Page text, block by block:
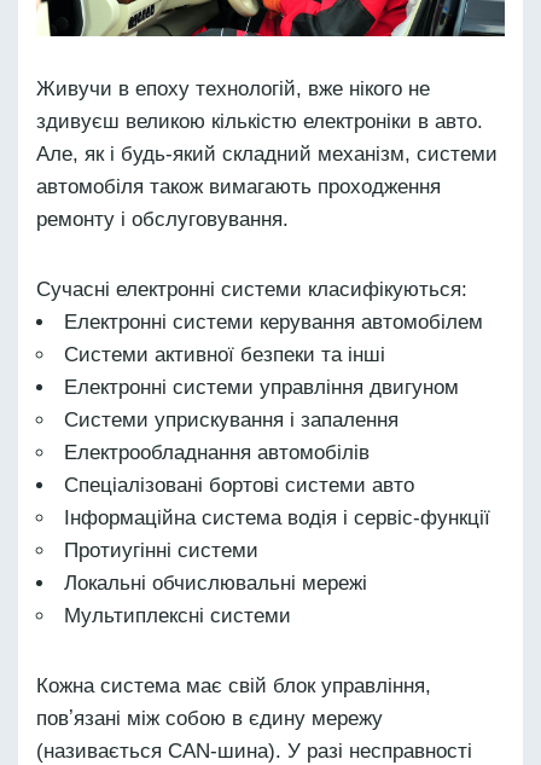
Живучи в епоху технологій, вже нікого не
здивуєш великою кількістю електроніки в авто.
Але, як і будь-який складний механізм, системи
автомобіля також вимагають проходження
ремонту і обслуговування.
Сучасні електронні системи класифікуються:
Електронні системи керування автомобілем
Системи активної безпеки та інші
Електронні системи управління двигуном
Системи уприскування і запалення
Електрообладнання автомобілів
Спеціалізовані бортові системи авто
Інформаційна система водія і сервіс-функції
Протиугінні системи
Локальні обчислювальні мережі
Мультиплексні системи
Кожна система має свій блок управління,
повʼязані між собою в єдину мережу
(називається CAN-шина). У разі несправності